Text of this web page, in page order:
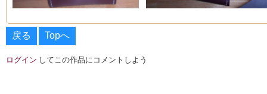
戻る Topへ
ログイン してこの作品にコメントしよう